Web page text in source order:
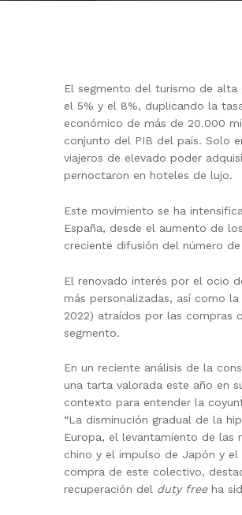
El segmento del turismo de alta
el 5% y el 8%, duplicando la
económico de más de 20.000
conjunto del PIB del país. Solo
viajeros de elevado poder
pernoctaron en hoteles de lujo.
Este movimiento se ha
España, desde el au­men­to de
creciente difusión del número
El renovado interés por el ocio
más personalizadas, así como
2022) atraídos por las compras
segmento.
En un reciente análisis de la
una tarta valorada este año en
contexto para entender la
“La disminución gradual de la
Europa, el levantamiento de las
chino y el impulso de Japón y
compra de este colectivo,
recuperación delduty free ha